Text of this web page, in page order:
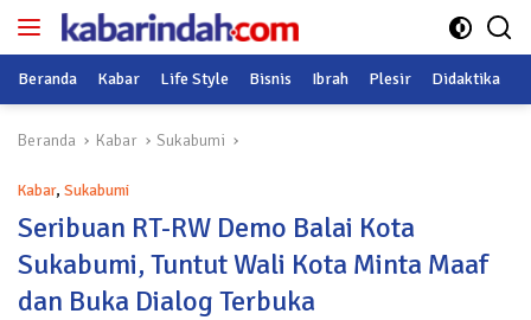
Langsung
Beranda Kabar Life Style Bisnis Ibrah Plesir Didaktika
Beranda Kabar Sukabumi
Kabar, Sukabumi
Seribuan RT-RW Demo Balai Kota
Sukabumi, Tuntut Wali Kota Minta Maaf
dan Buka Dialog Terbuka